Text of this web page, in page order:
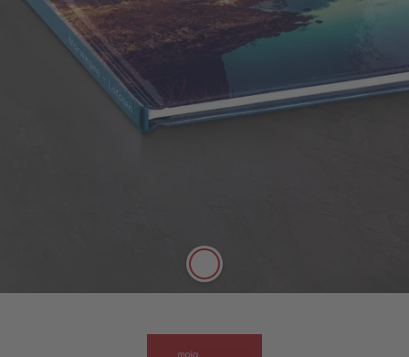
Trde platnice
Zahvaljujoč tej vrsti vezave se vaša fotoknjiga
odlično prilega klasičnim knjigam na polici! Trda
vezava je trpežna in oblikujete jo lahko tako, kot
ste si zamislili!